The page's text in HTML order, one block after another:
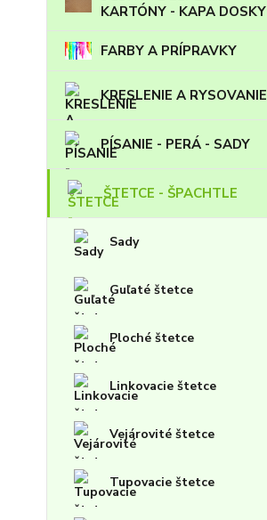
KARTÓNY - KAPA DOSKY
FARBY A PRÍPRAVKY
KRESLENIE A RYSOVANIE
PÍSANIE - PERÁ - SADY
ŠTETCE - ŠPACHTLE
Sady
Guľaté štetce
Ploché štetce
Linkovacie štetce
Vejárovité štetce
Tupovacie štetce